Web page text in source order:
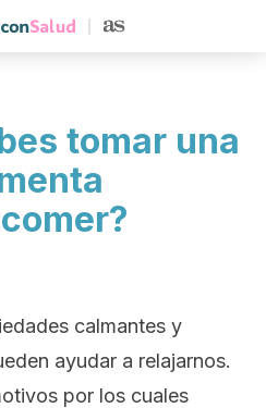
tomar una
calmantes y
ayudar a relajarnos.
por los cuales